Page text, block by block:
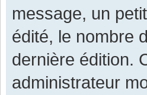
message, un
édité, le nombre
dernière édition.
administrateur